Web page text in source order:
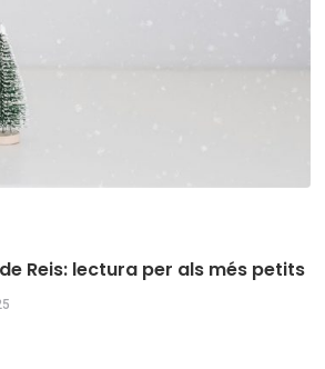
Reis: lectura per als més petits